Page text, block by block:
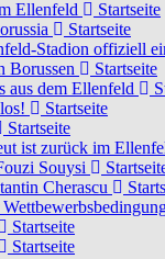
Ellenfeld
Startseite
Startseite
Stadion offiziell
Borussen
Startseite
aus dem Ellenfeld
Startseite
Startseite
ist zurück im
Souysi
Cherascu
Startseite
Startseite